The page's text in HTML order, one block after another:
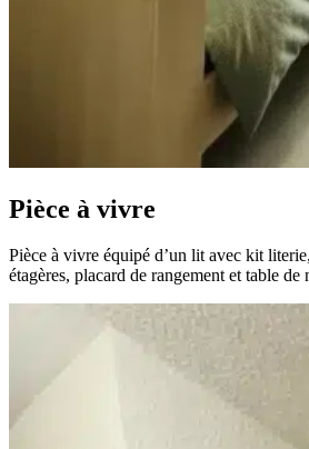
Pièce à vivre
Pièce à vivre équipé d’un lit avec kit
étagères, placard de rangement et table de